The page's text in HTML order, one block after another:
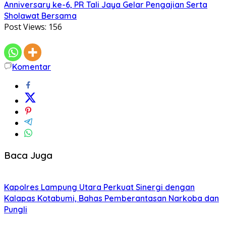
Anniversary ke-6, PR Tali Jaya Gelar Pengajian Serta
Sholawat Bersama
Post Views: 156
Komentar
Baca Juga
Kapolres Lampung Utara Perkuat Sinergi dengan
Kalapas Kotabumi, Bahas Pemberantasan Narkoba dan
Pungli